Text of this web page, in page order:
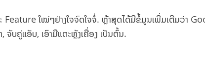
ໃໝ່ໆຢ່າງໃຈຈົດໃຈຈໍ່. ຫຼ້າສຸດໄດ້ມີຂໍ້ມູນເພີ່ມເຕີມວ່າ
ບຄູ່ແອັບ, ເອົາມືແຕະຫຼັງເຄື່ອງ ເປັນຕົ້ນ.